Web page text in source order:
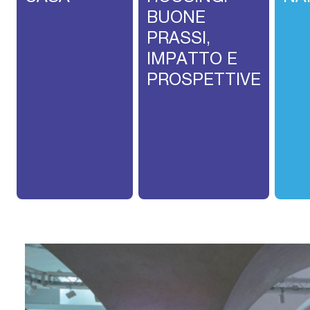
BUONE
PRASSI,
IMPATTO E
PROSPETTIVE